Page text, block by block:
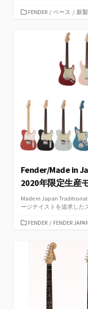
カFENDER / ベース / 新
Fender/Made in
2020年限定生産
Made in Japan
ージテイストを追求した
カFENDER / FENDER